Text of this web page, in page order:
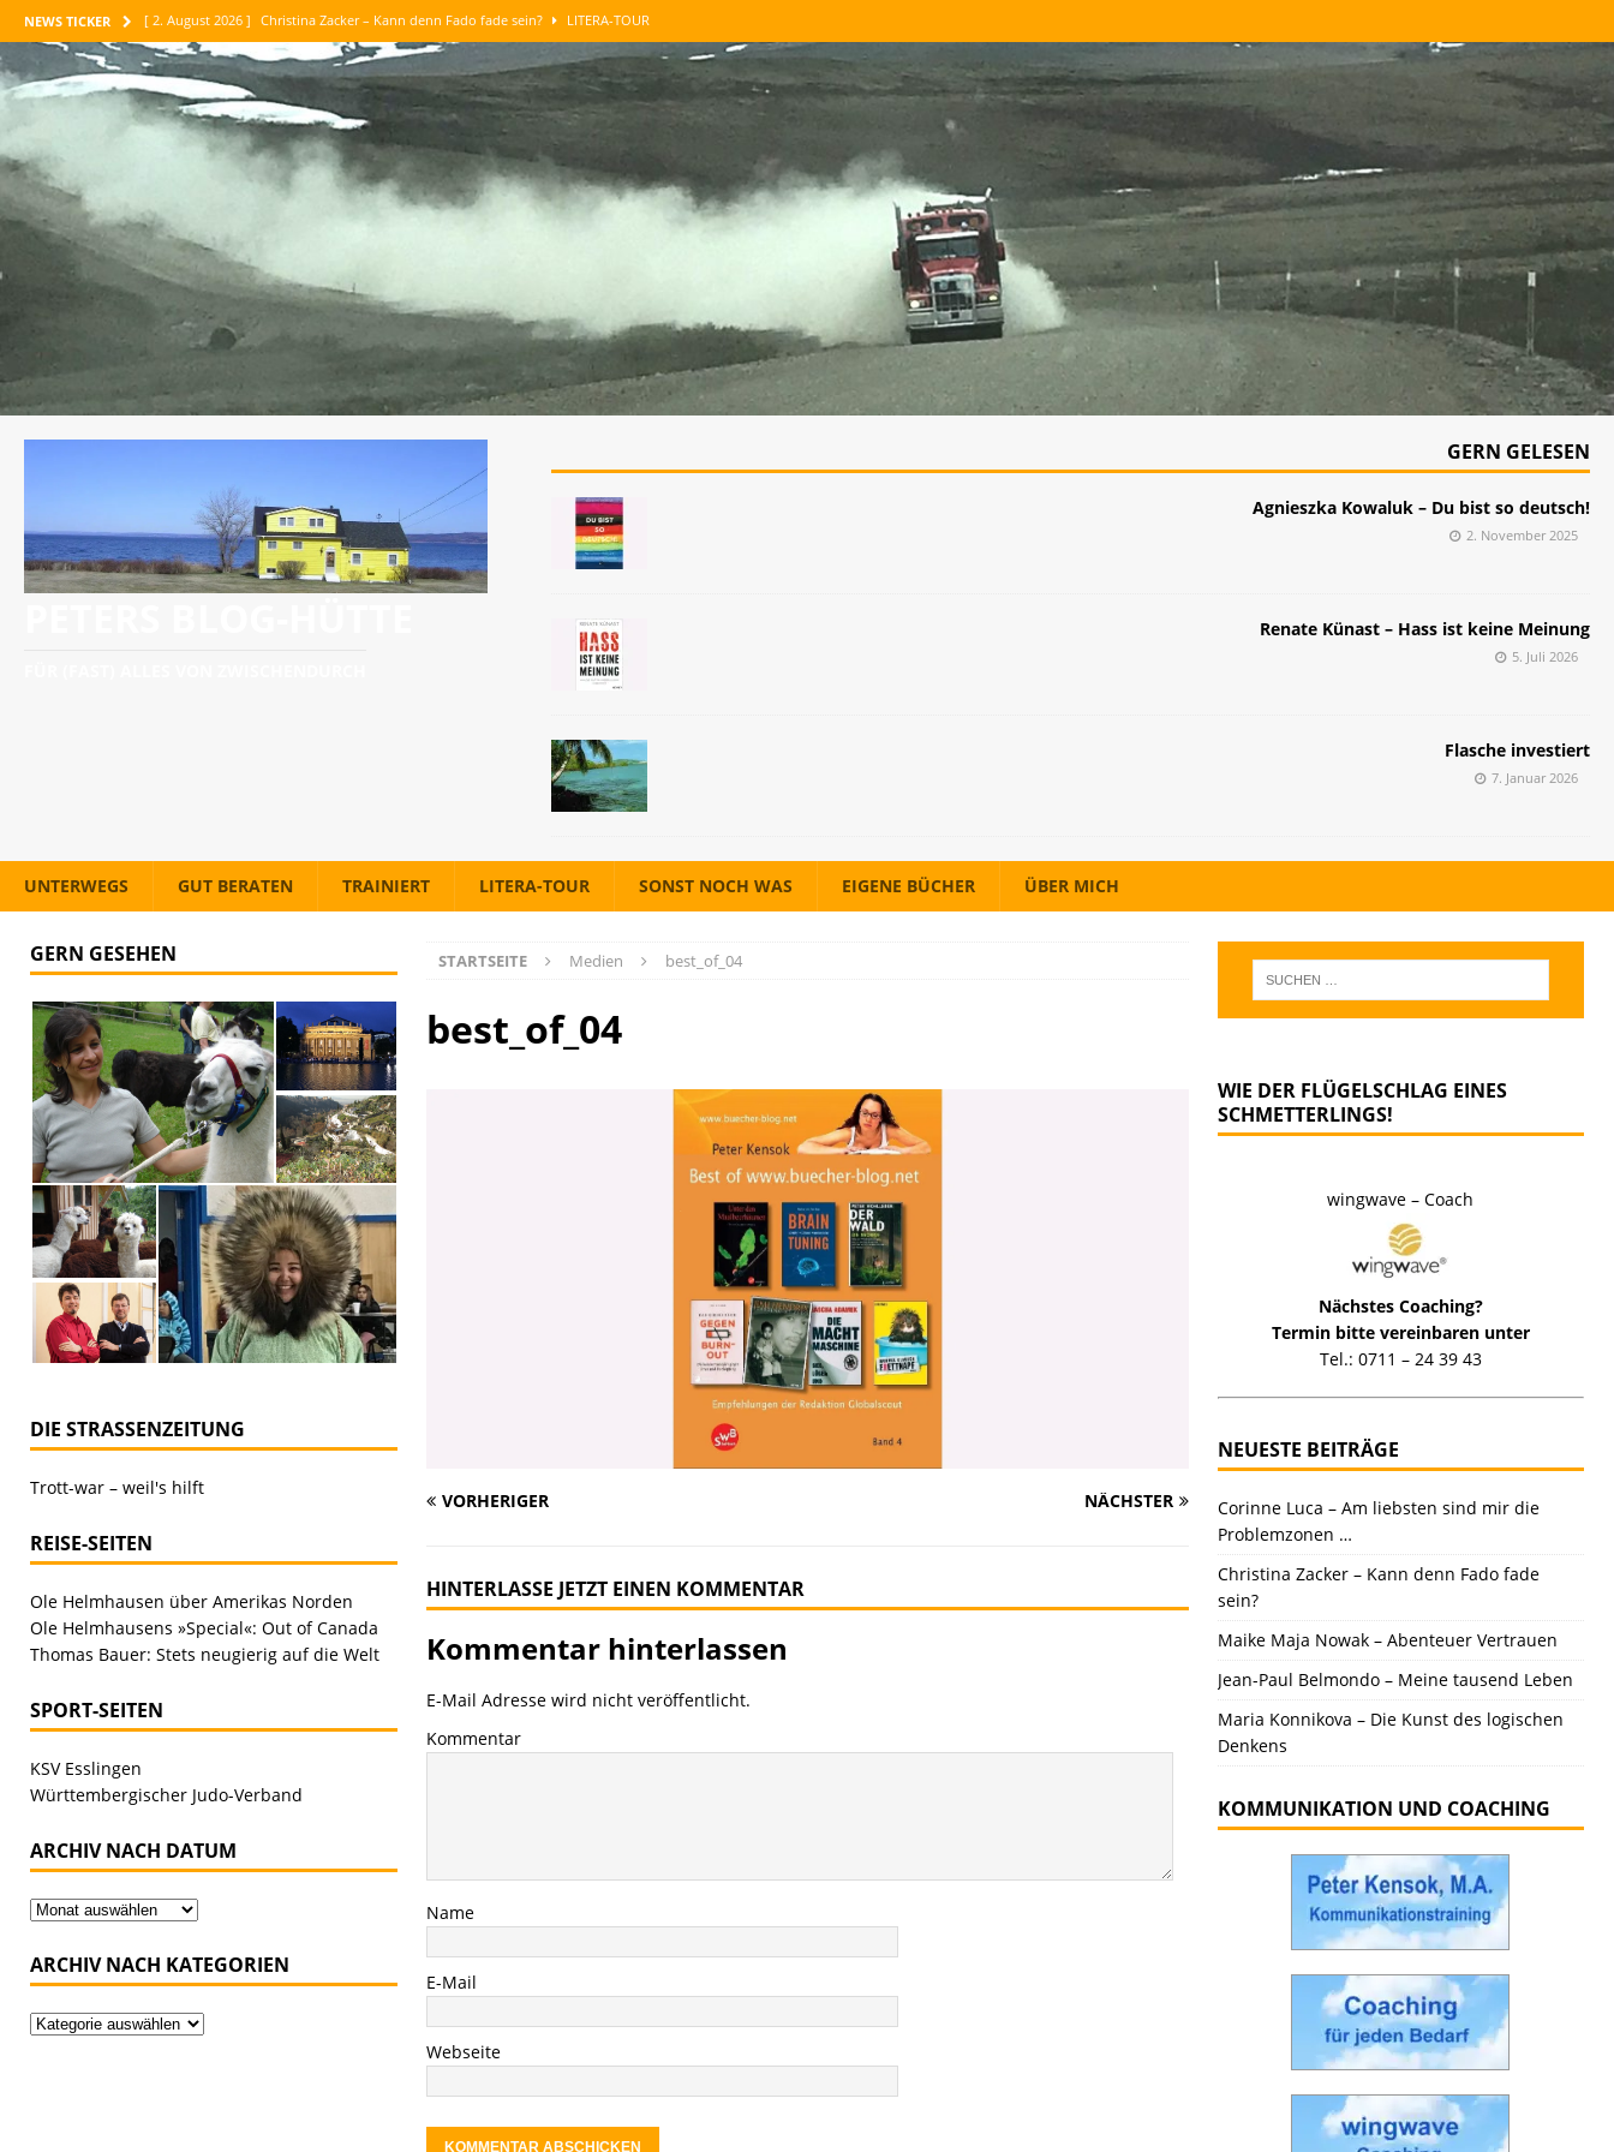
NEWS TICKER [ 2. August 2026 ] Christina Zacker – Kann denn Fado fade sein? LITERA-TOUR
[ 1. August 2026 ] Maike Maja Nowak – Abenteuer Vertrauen GUT BERATEN
[ 30. Juli 2026 ] Jean-Paul Belmondo – Meine tausend Leben LITERA-TOUR
[ 26. Juli 2026 ] Maria Konnikova – Die Kunst des logischen Denkens
[ 6. August 2026 ] Corinne Luca – Am liebsten sind mir die Problemzonen … SONST NOCH WAS
GERN GELESEN
Agnieszka Kowaluk – Du bist so deutsch!
2. November 2025
Renate Künast – Hass ist keine Meinung
5. Juli 2026
Flasche investiert
7. Januar 2026
UNTERWEGS GUT BERATEN TRAINIERT LITERA-TOUR SONST NOCH WAS EIGENE BÜCHER ÜBER MICH
STARTSEITE Medien best_of_04
best_of_04
VORHERIGER NÄCHSTER
HINTERLASSE JETZT EINEN KOMMENTAR
Kommentar hinterlassen
E-Mail Adresse wird nicht veröffentlicht.
Kommentar
Name
E-Mail
Webseite
GERN GESEHEN
DIE STRASSENZEITUNG
Trott-war – weil's hilft
REISE-SEITEN
Ole Helmhausen über Amerikas Norden
Ole Helmhausens »Special«: Out of Canada
Thomas Bauer: Stets neugierig auf die Welt
SPORT-SEITEN
KSV Esslingen
Württembergischer Judo-Verband
ARCHIV NACH DATUM
ARCHIV NACH KATEGORIEN
WIE DER FLÜGELSCHLAG EINES
SCHMETTERLINGS!
wingwave – Coach
Nächstes Coaching?
Termin bitte vereinbaren unter
Tel.: 0711 – 24 39 43
NEUESTE BEITRÄGE
Corinne Luca – Am liebsten sind mir die
Problemzonen …
Christina Zacker – Kann denn Fado fade
sein?
Maike Maja Nowak – Abenteuer Vertrauen
Jean-Paul Belmondo – Meine tausend Leben
Maria Konnikova – Die Kunst des logischen
Denkens
KOMMUNIKATION UND COACHING